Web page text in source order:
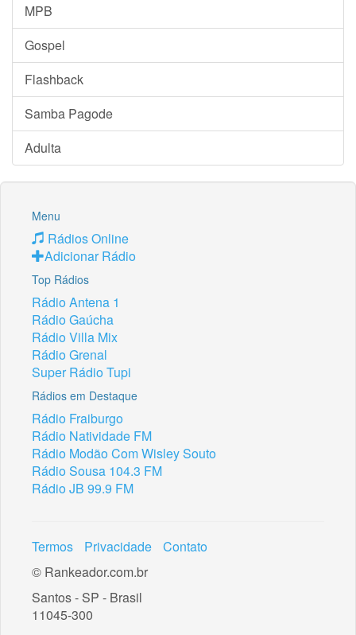
MPB
Gospel
Flashback
Samba Pagode
Adulta
Menu
Rádios Online
Adicionar Rádio
Top Rádios
Rádio Antena 1
Rádio Gaúcha
Rádio Villa Mix
Rádio Grenal
Super Rádio Tupi
Rádios em Destaque
Rádio Fraiburgo
Rádio Natividade FM
Rádio Modão Com Wisley Souto
Rádio Sousa 104.3 FM
Rádio JB 99.9 FM
Termos Privacidade
Contato
© Rankeador.com.br
Santos - SP - Brasil
11045-300